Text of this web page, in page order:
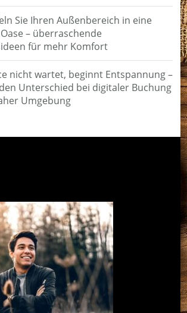
Sie Ihren Außenbereich in eine
– überraschende
für mehr Komfort
nicht wartet, beginnt Entspannung –
Unterschied bei digitaler Buchung
Umgebung